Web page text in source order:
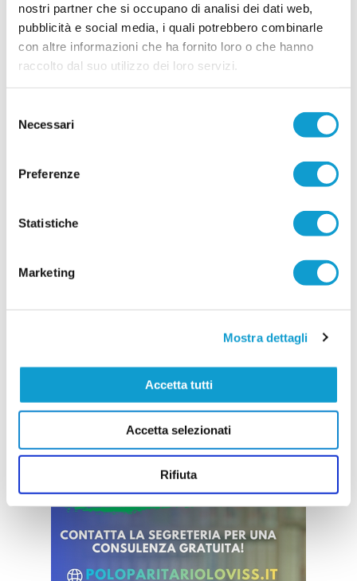
nostri partner che si occupano di analisi dei dati web,
pubblicità e social media, i quali potrebbero combinarle
con altre informazioni che ha fornito loro o che hanno
raccolto dal suo utilizzo dei loro servizi.
delNecessari
Preferenze
Statistiche
Marketing
Mostra dettagli
Accetta tutti
Accetta selezionati
Rifiuta
MONTICELLI. Conferme importanti per
Mariani Gibellieri e Mattei
ASCOLI PICENO. Il Monticelli Calcio comunica
che Marco Mariani Gibellieri e Giacomo Mattei
Tr... leggi
CUPRENSE. Definito lo staff tecnico per la
prossima stagione
con la società della Cuprense che ha svelato i
componenti dello staff tecnico della Prima
campionato. A ricoprire il ruolo di allenatore sarà